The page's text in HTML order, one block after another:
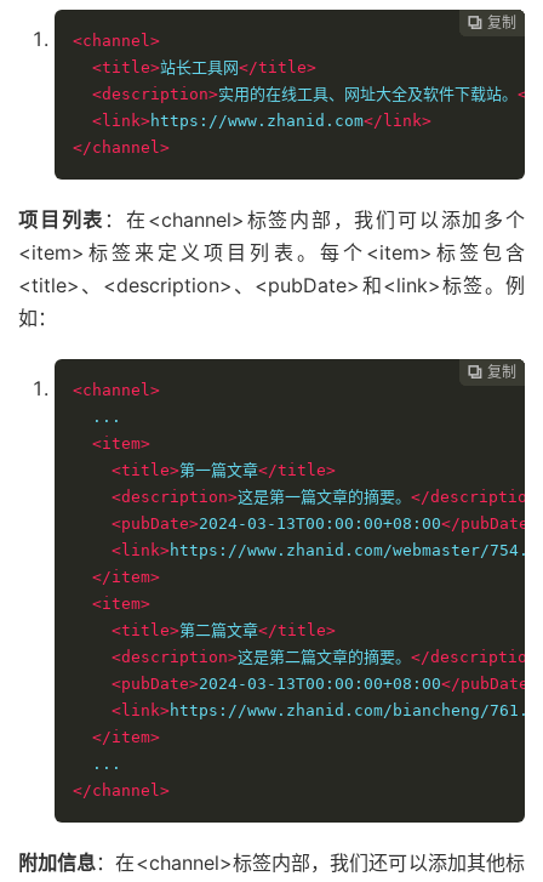
 复制
 复制
 复制
 复制
 复制
<channel>
<title>站长工具网</title>
<description>实用的在线工具、网址大全及软件下载站。 </
<link>https://www.zhanid.com</link>
</channel>
项目列表 ：在<channel>标签内部，我们可以添加多个
<item>标签来定义项目列表。每个<item>标签包含
<title>、<description>、<pubDate>和<link>标签。例
如：
 复制
 复制
 复制
 复制
<channel>
...
<item>
<title>第一篇文章</title>
<description>这是第一篇文章的摘要。 </
<pubDate>2024-03-13T00:00:00+08:00</pubDate>
<link>https://www.zhanid.com/webmaster/
</item>
<item>
<title>第二篇文章</title>
<description>这是第二篇文章的摘要。 </
<pubDate>2024-03-13T00:00:00+08:00</pubDate>
<link>https://www.zhanid.com/biancheng/
</item>
</channel>
附加信息：在<channel>标签内部，我们还可以添加其他标